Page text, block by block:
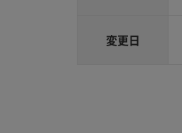
変更日